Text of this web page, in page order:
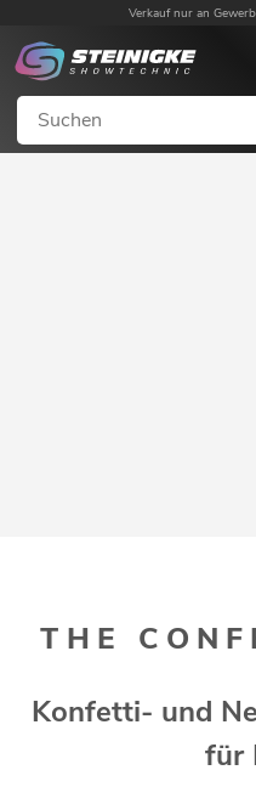
Verkauf nur an
THE
Konfetti- und
für